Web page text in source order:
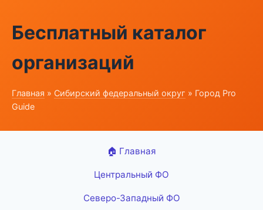
Бесплатный каталог
организаций
Главная » Сибирский федеральный округ » Город Pro
Guide
🏠 Главная
Центральный ФО
Северо-Западный ФО